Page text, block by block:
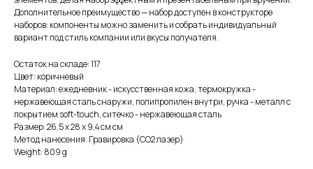
Дополнительное преимущество — набор доступен в конструкторе
наборов: компоненты можно заменить и собрать индивидуальный
вариант под стиль компании или вкусы получателя.
Остаток на складе: 117
Цвет: коричневый
Материал: ежедневник - искусственная кожа, термокружка -
нержавеющая сталь снаружи, полипропилен внутри, ручка - металл c
покрытием soft-touch, ситечко - нержавеющая cталь
Размер: 26,5 х 28 х 9,4 см см
Метод нанесения: Гравировка (CO2 лазер)
Weight: 809 g